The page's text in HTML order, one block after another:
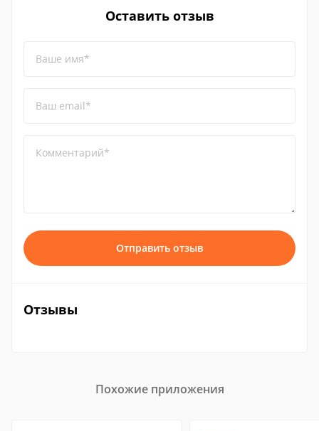
Оставить отзыв
Ваше имя*
Ваш email*
Комментарий*
Отправить отзыв
Отзывы
Похожие приложения